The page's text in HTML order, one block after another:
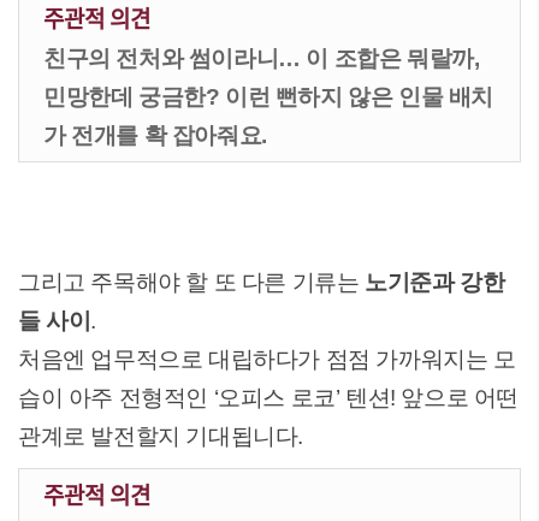
주관적 의견
친구의 전처와 썸이라니… 이 조합은 뭐랄까,
민망한데 궁금한? 이런 뻔하지 않은 인물 배치
가 전개를 확 잡아줘요.
그리고 주목해야 할 또 다른 기류는 노기준과 강한
들 사이 .
처음엔 업무적으로 대립하다가 점점 가까워지는 모
습이 아주 전형적인 ‘오피스 로코’ 텐션! 앞으로 어떤
관계로 발전할지 기대됩니다.
주관적 의견